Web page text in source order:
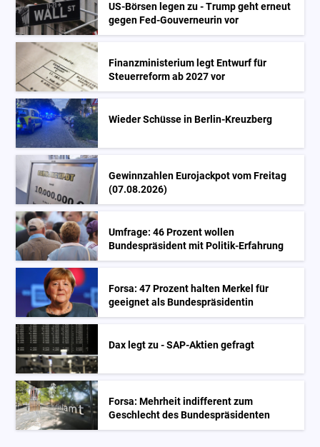
US-Börsen legen zu - Trump geht erneut
gegen Fed-Gouverneurin vor
Finanzministerium legt Entwurf für
Steuerreform ab 2027 vor
Wieder Schüsse in Berlin-Kreuzberg
Gewinnzahlen Eurojackpot vom Freitag
(07.08.2026)
Umfrage: 46 Prozent wollen
Bundespräsident mit Politik-Erfahrung
Forsa: 47 Prozent halten Merkel für
geeignet als Bundespräsidentin
Dax legt zu - SAP-Aktien gefragt
Forsa: Mehrheit indifferent zum
Geschlecht des Bundespräsidenten